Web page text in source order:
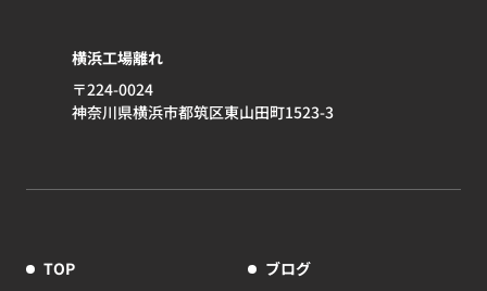
横浜工場離れ
〒224-0024
神奈川県横浜市都筑区東山田町1523-3
TOP
ブログ